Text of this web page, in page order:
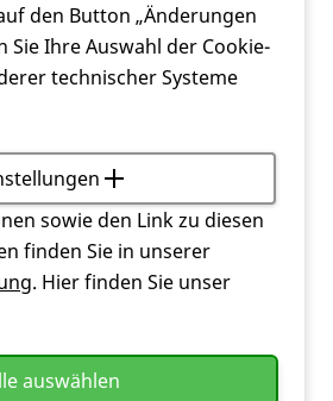
Abschluss einer privaten
einen Gentest machen?
vor dem Abschluss eines
nicht verlangen, dass der
einen Gentest macht. Auch
weder die Daten noch die
vorgenommenen
verlangen oder
den Button „Änderungen
Sie Ihre Auswahl der Cookie-
technischer Systeme
sowie den Link zu diesen
finden Sie in unserer
. Hier finden Sie unser
auswählen